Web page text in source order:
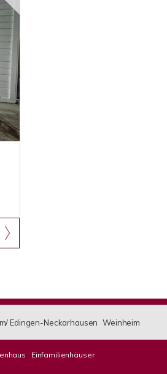
Edingen-Neckarhausen Weinheim
Einfamilienhäuser